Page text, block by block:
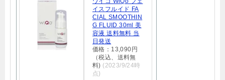
イスフルイド FA
CIAL SMOOTHIN
G FLUID 30ml 美
容液 送料無料 当
日発送
価格：13,090円
（税込、送料無
料) (2023/9/24時
点)